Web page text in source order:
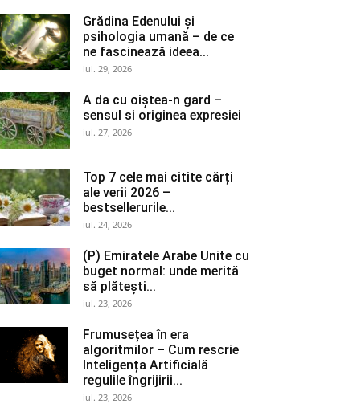
Grădina Edenului și
psihologia umană – de ce
ne fascinează ideea...
iul. 29, 2026
A da cu oiștea-n gard –
sensul si originea expresiei
iul. 27, 2026
Top 7 cele mai citite cărți
ale verii 2026 –
bestsellerurile...
iul. 24, 2026
(P) Emiratele Arabe Unite cu
buget normal: unde merită
să plătești...
iul. 23, 2026
Frumusețea în era
algoritmilor – Cum rescrie
Inteligența Artificială
regulile îngrijirii...
iul. 23, 2026